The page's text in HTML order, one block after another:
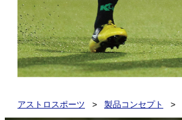
アストロスポーツ > 製品コンセプト >